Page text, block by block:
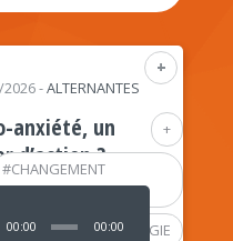
+
+
#CHANGEMENT
CLIMATIQUE
#PSYCHOLOGIE
2026-ALTERNANTES
anxiété, un
d’action ?
00:00 00:00